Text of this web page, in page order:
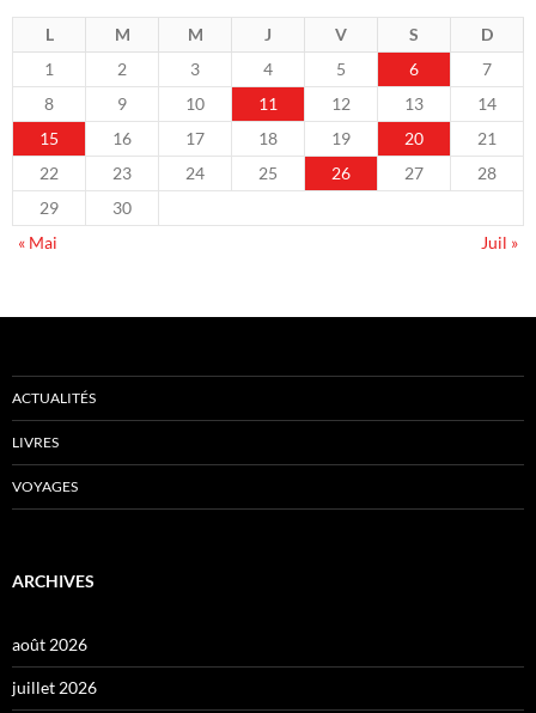
L M M J V S
D
1
2 3 4 5 6
7
8
9 10 11 12 13
14
15
16 17 18 19 20
21
22
23 24 25 26 27
28
29
30
« Mai
Juil »
ACTUALITÉS
LIVRES
VOYAGES
ARCHIVES
août 2026
juillet 2026